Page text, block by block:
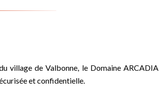
village de Valbonne, le Domaine ARCADIA
et confidentielle.